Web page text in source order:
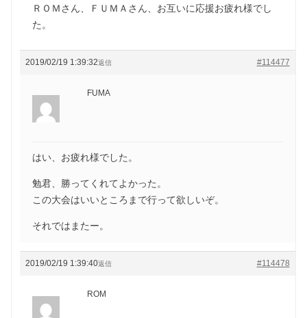
ＲＯＭさん、ＦＵＭＡさん、お互いに応援お疲れ様でし
た。
2019/02/19 1:39:32 #114477
返信
FUMA
はい、お疲れ様でした。
勉君、勝ってくれてよかった。
この大会はいいところまで行って欲しいぞ。
それではまたー。
2019/02/19 1:39:40 #114478
返信
ROM